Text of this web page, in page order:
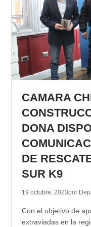
CAMARA
DONA
DE
SUR K9
19 octubre, 2023por
Con el objetivo de
extraviadas en la